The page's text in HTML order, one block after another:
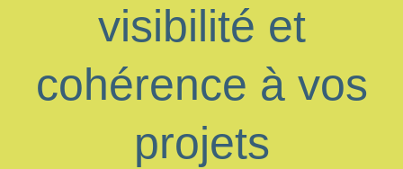
visibilité et
cohérence à vos
projets